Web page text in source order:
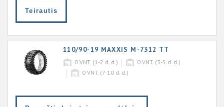
Teirautis
110/90-19 MAXXIS M-7312 TT
0 VNT. (1-2 d. d.) 0 VNT. (3-5 d. d.)
0 VNT. (7-10 d. d.)